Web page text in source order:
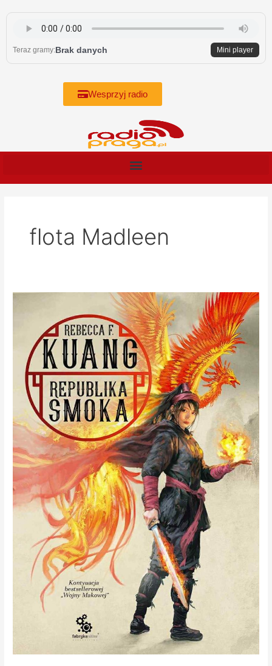
content
Teraz gramy:Brak danych Mini player
Wesprzyj radio
flota Madleen
opowieść
brutalna,
przejmująca
głęboko
polityczna.
Maja
Sawicka
w
drugiej
recenzji
serii
„Wojna
Makowa”
autorstwa
Kuang.
Wydawnictwo
Fabryka